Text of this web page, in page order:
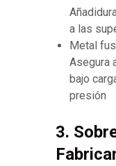
a las
Metal
Asegura
bajo
presión
3.